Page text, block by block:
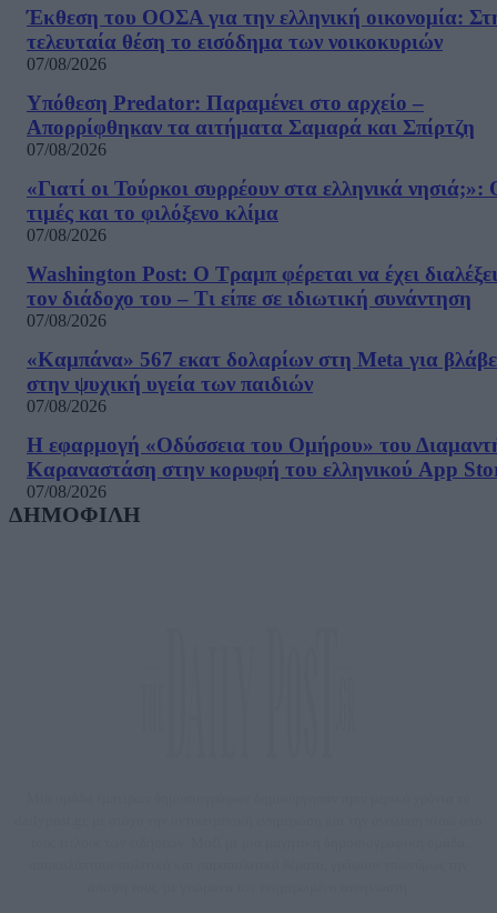
Έκθεση του ΟΟΣΑ για την ελληνική οικονομία:
τελευταία θέση το εισόδημα των νοικοκυριών
07/08/2026
Υπόθεση Predator: Παραμένει στο αρχείο –
Απορρίφθηκαν τα αιτήματα Σαμαρά και Σπίρτζη
07/08/2026
«Γιατί οι Τούρκοι συρρέουν στα ελληνικά νησιά;»:
τιμές και το φιλόξενο κλίμα
07/08/2026
Washington Post: Ο Τραμπ φέρεται να έχει διαλέξει
τον διάδοχο του – Τι είπε σε ιδιωτική συνάντηση
07/08/2026
«Καμπάνα» 567 εκατ δολαρίων στη Meta για
στην ψυχική υγεία των παιδιών
07/08/2026
Η εφαρμογή «Οδύσσεια του Ομήρου» του
Καραναστάση στην κορυφή του ελληνικού App
07/08/2026
ΔΗΜΟΦΙΛΗ